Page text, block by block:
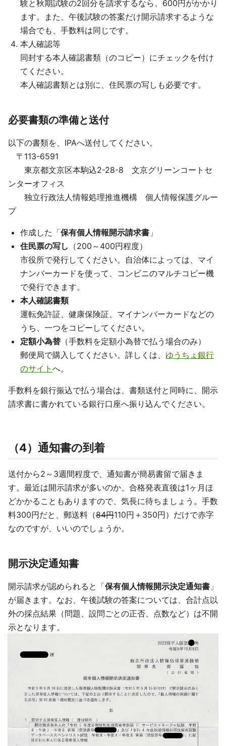
験と秋期試験の2回分を請求するなら、600円がかかり
ます。また、午後試験の答案だけ開示請求するような
場合でも、手数料は同じです。
本人確認等
同封する本人確認書類（のコピー）にチェックを付け
てください。
本人確認書類とは別に、住民票の写しも必要です。
必要書類の準備と送付
以下の書類を、IPAへ送付してください。
〒113-6591
東京都文京区本駒込2-28-8 文京グリーンコートセ
ンターオフィス
独立行政法人情報処理推進機構 個人情報保護グルー
プ
作成した「保有個人情報開示請求書 」
住民票の写し （200～400円程度）
市役所で発行してください。自治体によっては、マイ
ナンバーカードを使って、コンビニのマルチコピー機
で発行できます。
本人確認書類
運転免許証、健康保険証、マイナンバーカードなどの
うち、一つをコピーしてください。
定額小為替 （手数料を定額小為替で払う場合のみ）
郵便局で購入してください。詳しくは、 ゆうちょ銀行
のサイト へ。
手数料を銀行振込で払う場合は、書類送付と同時に、開示
請求書に書かれている銀行口座へ振り込んでください。
（4）通知書の到着
送付から2～3週間程度で、通知書が簡易書留で届きま
す。最近は開示請求が多いのか、合格発表直後は1ヶ月ほ
どかかることもありますので、気長に待ちましょう。手数
料300円だと、郵送料（84円110円＋350円）だけで赤字
なのですが、いいのでしょうか。
開示決定通知書
開示請求が認められると「保有個人情報開示決定通知書 」
が届きます。なお、午後試験の答案については、合計点以
外の採点結果（問題、設問ごとの正否、点数など）は不開
示となります。